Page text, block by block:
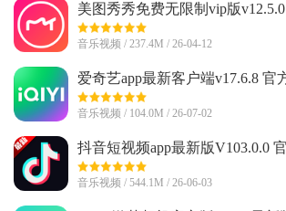
美图秀秀免费无限制vip版
告会员版
音乐视频 / 237.4M / 26-04-12
爱奇艺app最新客户端v17.6.8 官
音乐视频 / 104.0M / 26-07-02
抖音短视频app最新版V103.0.0
音乐视频 / 544.1M / 26-06-03